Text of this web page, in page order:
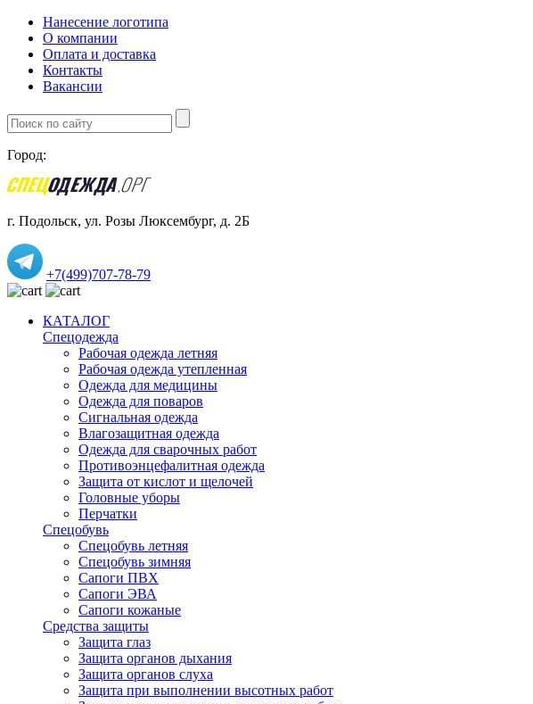
Нанесение логотипа
О компании
Оплата и доставка
Контакты
Вакансии
Город:
г. Подольск, ул. Розы Люксембург, д. 2Б
+7(499)707-78-79
КАТАЛОГ
Спецодежда
Рабочая одежда летняя
Рабочая одежда утепленная
Одежда для медицины
Одежда для поваров
Сигнальная одежда
Влагозащитная одежда
Одежда для сварочных работ
Противоэнцефалитная одежда
Защита от кислот и щелочей
Головные уборы
Перчатки
Спецобувь
Спецобувь летняя
Спецобувь зимняя
Сапоги ПВХ
Сапоги ЭВА
Сапоги кожаные
Средства защиты
Защита глаз
Защита органов дыхания
Защита органов слуха
Защита при выполнении высотных работ